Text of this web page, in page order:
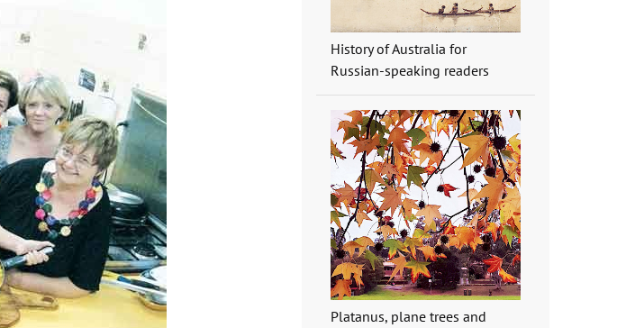
History of Australia for
Russian-speaking readers
Platanus, plane trees and